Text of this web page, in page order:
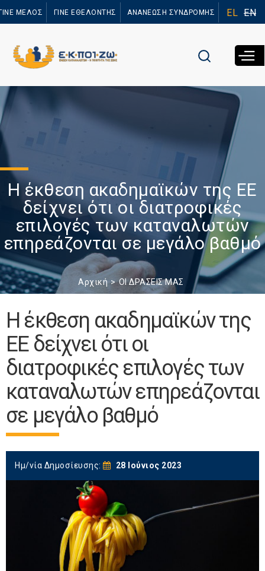
προς το
ΜΕΛΟΣ ΓΙΝΕ ΕΘΕΛΟΝΤΗΣ ΑΝΑΝΕΩΣΗ ΣΥΝΔΡΟΜΗΣ EL EN
Η έκθεση ακαδημαϊκών της ΕΕ
δείχνει ότι οι διατροφικές
επιλογές των καταναλωτών
επηρεάζονται σε μεγάλο βαθμό
Αρχική ΟΙ ΔΡΑΣΕΙΣ ΜΑΣ
Η έκθεση ακαδημαϊκών της
ΕΕ δείχνει ότι οι
διατροφικές επιλογές των
καταναλωτών επηρεάζονται
σε μεγάλο βαθμό
Ημ/νία Δημοσίευσης: 28 Ιούνιος 2023